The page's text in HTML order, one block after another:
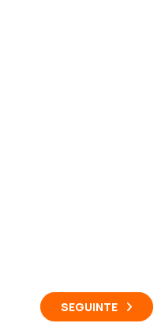
SEGUINTE